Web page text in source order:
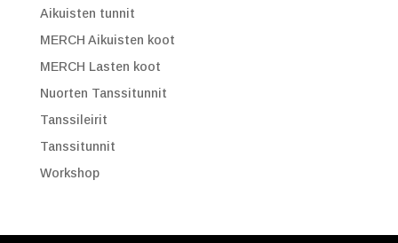
Aikuisten tunnit
MERCH Aikuisten koot
MERCH Lasten koot
Nuorten Tanssitunnit
Tanssileirit
Tanssitunnit
Workshop